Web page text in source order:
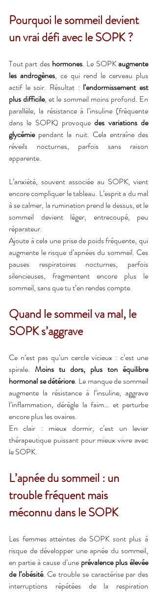
Pourquoi le sommeil devient
un vrai défi avec le SOPK ?
Tout part des hormones. Le SOPK augmente
les androgènes, ce qui rend le cerveau plus
actif le soir. Résultat : l’endormissement est
plus difficile, et le sommeil moins profond. En
parallèle, la résistance à l’insuline (fréquente
dans le SOPK) provoque des variations de
glycémie pendant la nuit. Cela entraîne des
réveils nocturnes, parfois sans raison
apparente.
L’anxiété, souvent associée au SOPK, vient
encore compliquer le tableau. L’esprit a du mal
à se calmer, la rumination prend le dessus, et le
sommeil devient léger, entrecoupé, peu
réparateur.
Ajoute à cela une prise de poids fréquente, qui
augmente le risque d’apnées du sommeil. Ces
pauses respiratoires nocturnes, parfois
silencieuses, fragmentent encore plus le
sommeil, sans que tu t’en rendes compte.
Quand le sommeil va mal, le
SOPK s’aggrave
Ce n’est pas qu’un cercle vicieux : c’est une
spirale. Moins tu dors, plus ton équilibre
hormonal se détériore. Le manque de sommeil
augmente la résistance à l’insuline, aggrave
l’inflammation, dérègle la faim… et perturbe
encore plus les ovaires.
En clair : mieux dormir, c’est un levier
thérapeutique puissant pour mieux vivre avec
le SOPK.
L’apnée du sommeil : un
trouble fréquent mais
méconnu dans le SOPK
Les femmes atteintes de SOPK sont plus à
risque de développer une apnée du sommeil,
en partie à cause d’une prévalence plus élevée
de l’obésité. Ce trouble se caractérise par des
interruptions répétées de la respiration